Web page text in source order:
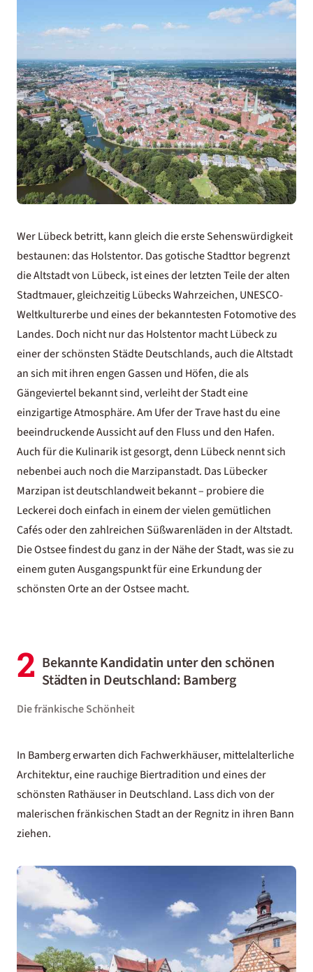
Wer Lübeck betritt, kann gleich die erste Sehenswürdigkeit
bestaunen: das Holstentor. Das gotische Stadttor begrenzt
die Altstadt von Lübeck, ist eines der letzten Teile der alten
Stadtmauer, gleichzeitig Lübecks Wahrzeichen, UNESCO-
Weltkulturerbe und eines der bekanntesten Fotomotive des
Landes. Doch nicht nur das Holstentor macht Lübeck zu
einer der schönsten Städte Deutschlands, auch die Altstadt
an sich mit ihren engen Gassen und Höfen, die als
Gängeviertel bekannt sind, verleiht der Stadt eine
einzigartige Atmosphäre. Am Ufer der Trave hast du eine
beeindruckende Aussicht auf den Fluss und den Hafen.
Auch für die Kulinarik ist gesorgt, denn Lübeck nennt sich
nebenbei auch noch die Marzipanstadt. Das Lübecker
Marzipan ist deutschlandweit bekannt – probiere die
Leckerei doch einfach in einem der vielen gemütlichen
Cafés oder den zahlreichen Süßwarenläden in der Altstadt.
Die Ostsee findest du ganz in der Nähe der Stadt, was sie zu
einem guten Ausgangspunkt für eine Erkundung der
schönsten Orte an der Ostseemacht.
2 Bekannte Kandidatin unter den schönen
Städten in Deutschland: Bamberg
Die fränkische Schönheit
In Bamberg erwarten dich Fachwerkhäuser, mittelalterliche
Architektur, eine rauchige Biertradition und eines der
schönsten Rathäuser in Deutschland. Lass dich von der
malerischen fränkischen Stadt an der Regnitz in ihren Bann
ziehen.